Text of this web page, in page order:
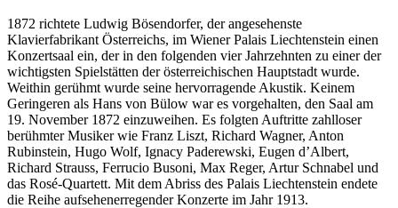
1872 richtete Ludwig Bösendorfer, der angesehenste
Klavierfabrikant Österreichs, im Wiener Palais Liechtenstein einen
Konzertsaal ein, der in den folgenden vier Jahrzehnten zu einer der
wichtigsten Spielstätten der österreichischen Hauptstadt wurde.
Weithin gerühmt wurde seine hervorragende Akustik. Keinem
Geringeren als Hans von Bülow war es vorgehalten, den Saal am
19. November 1872 einzuweihen. Es folgten Auftritte zahlloser
berühmter Musiker wie Franz Liszt, Richard Wagner, Anton
Rubinstein, Hugo Wolf, Ignacy Paderewski, Eugen d’Albert,
Richard Strauss, Ferrucio Busoni, Max Reger, Artur Schnabel und
das Rosé-Quartett. Mit dem Abriss des Palais Liechtenstein endete
die Reihe aufsehenerregender Konzerte im Jahr 1913.